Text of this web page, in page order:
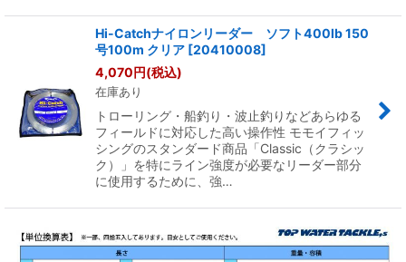
Hi-Catchナイロンリーダー ソフト400lb 150
号100m クリア [20410008]
4,070円(税込)
在庫あり
トローリング・船釣り・波止釣りなどあらゆる
フィールドに対応した高い操作性 モモイフィッ
シングのスタンダード商品「Classic（クラシッ
ク）」を特にライン強度が必要なリーダー部分
に使用するために、強…